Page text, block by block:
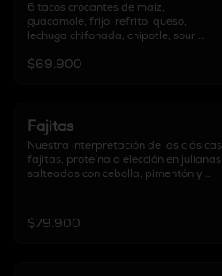
6 tacos crocantes de maíz,
guacamole, frijol refrito, queso,
lechuga chifonada, chipotle, sour
$69.900
Fajitas
Nuestra interpretación de las clásicas
fajitas, proteína a elección en julianas
salteadas con cebolla, pimentón y
mozzarella, pico de gallo, lechuga
chifonada y
$79.900